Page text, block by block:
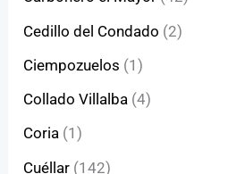
Cedillo del Condado (2)
Ciempozuelos (1)
Collado Villalba (4)
Coria (1)
Cuéllar (142)